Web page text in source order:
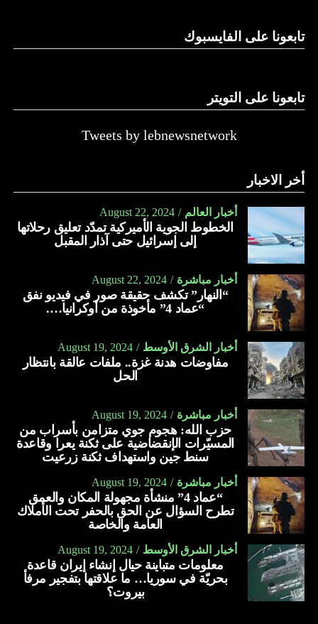
النهار
تابعونا على الفايسبوك
تابعونا على التويتر
Tweets by lebnewsnetwork
أخر الاخبار
أخبار العالم August 22, 2024
الخطوط الجوية الأميركية تمدّد تعليق رحلاتها
إلى إسرائيل حتى آذار المقبل
أخبار مباشرة August 22, 2024
“النهار” تكشف حقيقة صور في فيديو نفق
“عماد 4” مأخوذة من أوكرانيا….
أخبار الشرق الأوسط August 19, 2024
مفاوضات هدنة غزة.. ملفات عالقة بانتظار
الحل
أخبار مباشرة August 19, 2024
حزب الله: هجوم جوي متزامن بأسراب من
المسيّرات الإنقضاضية على ثكنة يعرا وقاعدة
سنط جين واستهداف ثكنة زرعيت
أخبار مباشرة August 19, 2024
“عماد 4” منشأة مجهولة المكان والعمق
تطرح السؤال عن الحق بالحفر تحت الأملاك
العامة والخاصة
أخبار الشرق الأوسط August 19, 2024
معلومات متباينة حيال إنشاء إيران قاعدة
بحريّة في سوريا… ما علاقتها بتفجير مرفأ
بيروت؟